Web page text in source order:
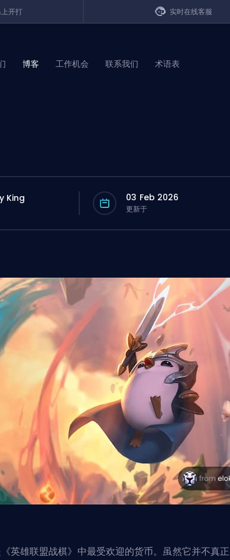
开打 实时在线客服
博客 工作机会 联系我们 术语表
King 03 Feb 2026
更新于
英雄联盟战棋》中最受欢迎的货币。虽然它并不真正